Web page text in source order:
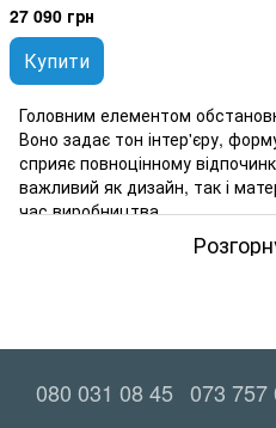
27 090 грн
Купити
Головним елементом
Воно задає тон інтер'єру,
сприяє повноцінному
важливий як дизайн, так і
час виробництва.
Ліжка «Софіно» випускаються
З чого роблять ліжка
080 031 08 45 073 757